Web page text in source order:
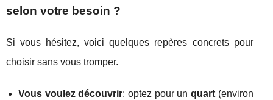
selon votre besoin ?
Si vous hésitez, voici quelques repères concrets pour
choisir sans vous tromper.
Vous voulez découvrir: optez pour un quart(environ